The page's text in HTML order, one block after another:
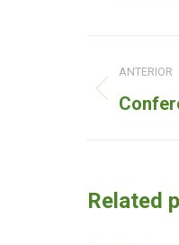
de
ANTERIOR
Entrada
Related